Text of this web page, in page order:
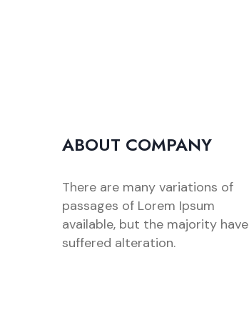
ABOUT COMPANY
There are many variations of
passages of Lorem Ipsum
available, but the majority have
suffered alteration.